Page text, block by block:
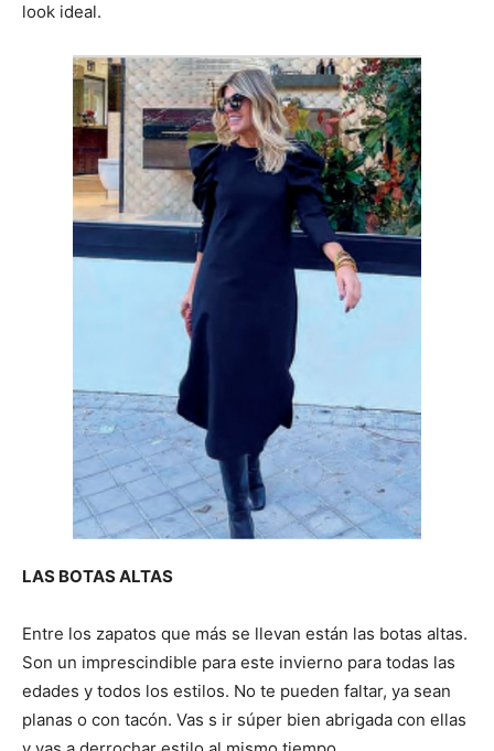
look ideal.
LAS BOTAS ALTAS
Entre los zapatos que más se llevan están las botas altas.
Son un imprescindible para este invierno para todas las
edades y todos los estilos. No te pueden faltar, ya sean
planas o con tacón. Vas s ir súper bien abrigada con ellas